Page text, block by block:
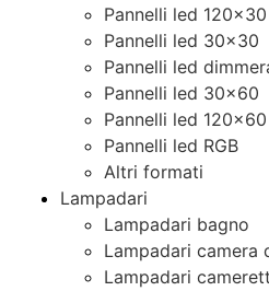
Pannelli led 120×30
Pannelli led 30×30
Pannelli led
Pannelli led 30×60
Pannelli led 120×60
Pannelli led RGB
Altri formati
Lampadari
Lampadari bagno
Lampadari camera
Lampadari